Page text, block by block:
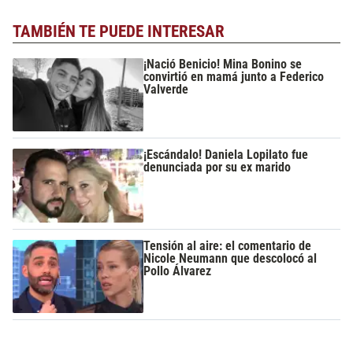
TAMBIÉN TE PUEDE INTERESAR
¡Nació Benicio! Mina Bonino se
convirtió en mamá junto a Federico
Valverde
¡Escándalo! Daniela Lopilato fue
denunciada por su ex marido
Tensión al aire: el comentario de
Nicole Neumann que descolocó al
Pollo Álvarez